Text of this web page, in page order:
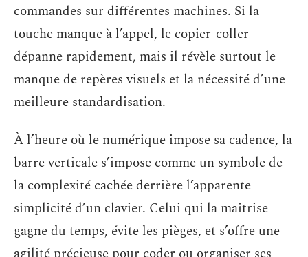
commandes sur différentes machines. Si la
touche manque à l’appel, le copier-coller
dépanne rapidement, mais il révèle surtout le
manque de repères visuels et la nécessité d’une
meilleure standardisation.
À l’heure où le numérique impose sa cadence, la
barre verticale s’impose comme un symbole de
la complexité cachée derrière l’apparente
simplicité d’un clavier. Celui qui la maîtrise
gagne du temps, évite les pièges, et s’offre une